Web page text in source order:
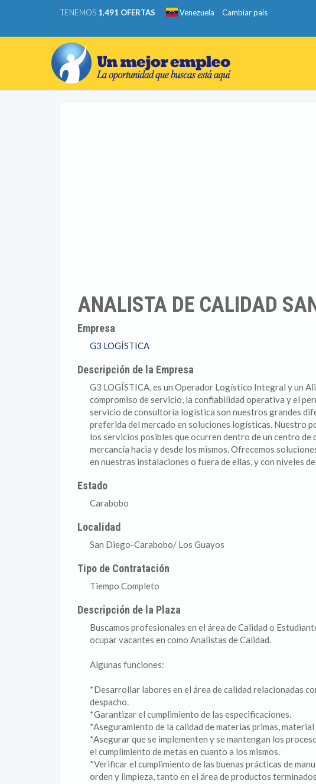
TENEMOS 1,491 OFERTAS Venezuela Cambiar país
ANALISTA DE CALIDAD
Empresa
G3 LOGÍSTICA
Descripción de la Empresa
G3 LOGÍSTICA, es un Operador Logístico Integral y un
compromiso de servicio, la confiabilidad operativa y el
servicio de consultoría logística son nuestros grandes
preferida del mercado en soluciones logísticas. Nuestro
los servicios posibles que ocurren dentro de un centro
mercancía hacia y desde los mismos. Ofrecemos
en nuestras instalaciones o fuera de ellas, y con niveles
Estado
Carabobo
Localidad
San Diego-Carabobo/ Los Guayos
Tipo de Contratación
Tiempo Completo
Descripción de la Plaza
Buscamos profesionales en el área de Calidad o
ocupar vacantes en como Analistas de Calidad.
Algunas funciones:
*Desarrollar labores en el área de calidad relacionadas
despacho.
*Garantizar el cumplimiento de las especificaciones.
*Aseguramiento de la calidad de materias primas,
*Asegurar que se implementen y se mantengan los
el cumplimiento de metas en cuanto a los mismos.
*Verificar el cumplimiento de las buenas prácticas de
orden y limpieza, tanto en el área de productos